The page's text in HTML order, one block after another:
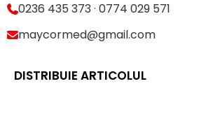
0236 435 373· 0774 029 571
maycormed@gmail.com
DISTRIBUIE ARTICOLUL